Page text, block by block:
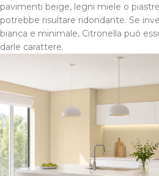
pavimenti beige, legni miele o
potrebbe risultare ridondante. Se
bianca e minimale, Citronella può
darle carattere.